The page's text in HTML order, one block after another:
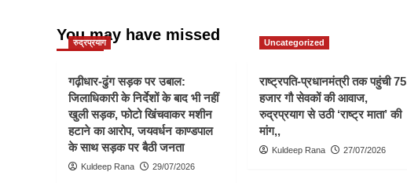
You may have missed
रुद्रप्रयाग
गढ़ीधार-ढुंग सड़क पर उबाल:
जिलाधिकारी के निर्देशों के बाद भी नहीं
खुली सड़क, फोटो खिंचवाकर मशीन
हटाने का आरोप, जयवर्धन काण्डपाल
के साथ सड़क पर बैठी जनता
Kuldeep Rana 29/07/2026
Uncategorized
राष्ट्रपति-प्रधानमंत्री तक पहुंची 75
हजार गौ सेवकों की आवाज,
रुद्रप्रयाग से उठी ‘राष्ट्र माता’ की
मांग,,
Kuldeep Rana 27/07/2026